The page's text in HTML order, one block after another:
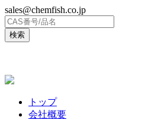
sales@chemfish.co.jp
トップ
会社概要